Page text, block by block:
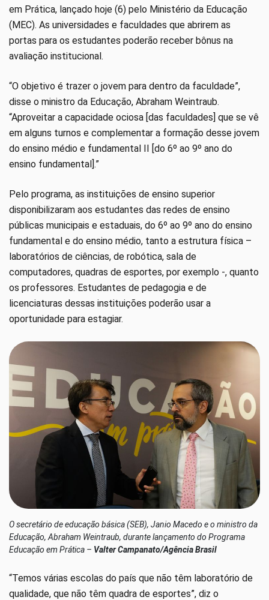
em Prática, lançado hoje (6) pelo Ministério da Educação
(MEC). As universidades e faculdades que abrirem as
portas para os estudantes poderão receber bônus na
avaliação institucional.
“O objetivo é trazer o jovem para dentro da faculdade”,
disse o ministro da Educação, Abraham Weintraub.
“Aproveitar a capacidade ociosa [das faculdades] que se vê
em alguns turnos e complementar a formação desse jovem
do ensino médio e fundamental II [do 6º ao 9º ano do
ensino fundamental].”
Pelo programa, as instituições de ensino superior
disponibilizaram aos estudantes das redes de ensino
públicas municipais e estaduais, do 6º ao 9º ano do ensino
fundamental e do ensino médio, tanto a estrutura física –
laboratórios de ciências, de robótica, sala de
computadores, quadras de esportes, por exemplo -, quanto
os professores. Estudantes de pedagogia e de
licenciaturas dessas instituições poderão usar a
oportunidade para estagiar.
O secretário de educação básica (SEB), Janio Macedo e o ministro da
Educação, Abraham Weintraub, durante lançamento do Programa
Educação em Prática – Valter Campanato/Agência Brasil
“Temos várias escolas do país que não têm laboratório de
qualidade, que não têm quadra de esportes”, diz o